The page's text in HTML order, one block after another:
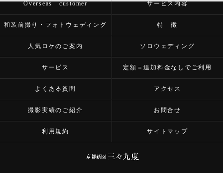
Overseas customer サービス内容
和装前撮り・フォトウェディング 特 徴
人気ロケのご案内 ソロウェディング
サービス 定額＝追加料金なしでご利用
よくある質問 アクセス
撮影実績のご紹介 お問合せ
利用規約 サイトマップ